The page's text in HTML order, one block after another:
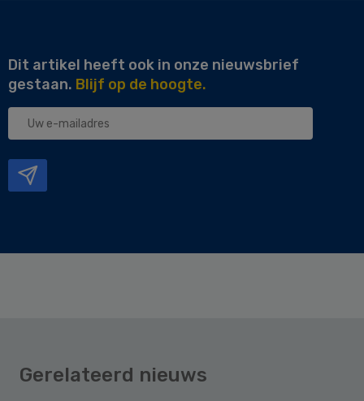
Dit artikel heeft ook in onze nieuwsbrief
gestaan. Blijf op de hoogte.
Uw
Gerelateerd nieuws